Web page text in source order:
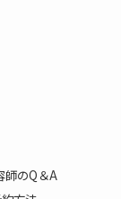
師のQ＆A